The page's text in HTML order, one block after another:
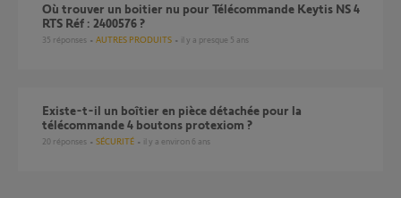
Où trouver un boitier nu pour Télécommande Keytis NS 4
RTS Réf : 2400576 ?
35 réponses AUTRES PRODUITS il y a presque 5 ans
Existe-t-il un boîtier en pièce détachée pour la
télécommande 4 boutons protexiom ?
20 réponses SÉCURITÉ il y a environ 6 ans